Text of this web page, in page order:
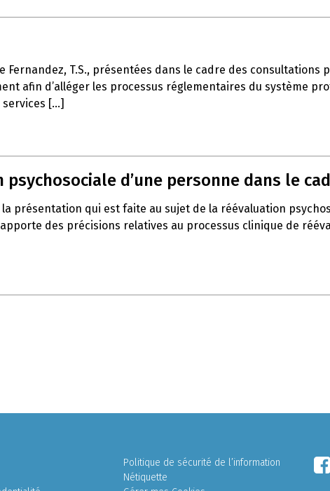
Fernandez, T.S., présentées dans le cadre des
afin d’alléger les processus réglementaires du système
[...]
d’une personne dans le
présentation qui est faite au sujet de la réévaluation
des précisions relatives au processus clinique de
Politique de sécurité de l’information
Nétiquette